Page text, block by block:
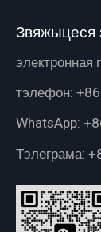
Звяжыцеся
электронная
тэлефон:
WhatsApp:
Тэлеграма: